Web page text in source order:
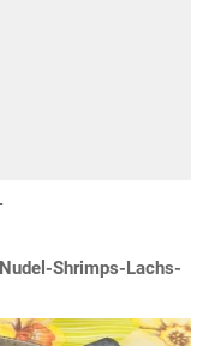
Shrimps-Lachs-